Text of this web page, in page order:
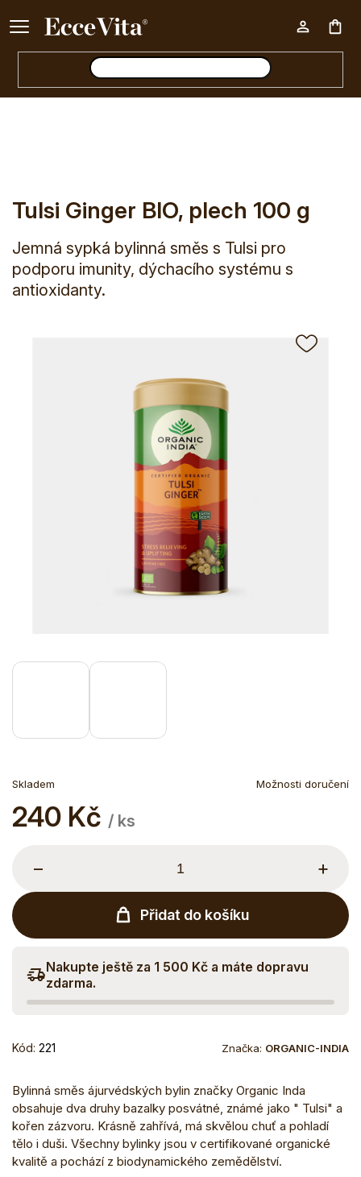
Ke každému nákupu nad 500 Kč dárek zdarma 📦
E-shop Tělo Tulsi Ginger BIO, plech 100 g
Skladem Možnosti doručení
240 Kč / ks
Měrná
cena:
+
−
Přidat do košíku
Nakupte ještě za 1 500 Kč a máte dopravu
zdarma.
Kód: 221 Značka: ORGANIC-INDIA
Bylinná směs ájurvédských bylin značky Organic Inda
obsahuje dva druhy bazalky posvátné, známé jako " Tulsi" a
kořen zázvoru. Krásně zahřívá, má skvělou chuť a pohladí
tělo i duši. Všechny bylinky jsou v certifikované organické
kvalitě a pochází z biodynamického zemědělství.
Tulsi Ginger BIO, plech 100 g
Jemná sypká bylinná směs s Tulsi pro
podporu imunity, dýchacího systému s
antioxidanty.